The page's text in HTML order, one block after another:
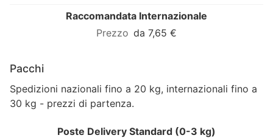
Raccomandata Internazionale
da 7,65 €
Pacchi
Spedizioni nazionali fino a 20 kg, internazionali fino a
30 kg - prezzi di partenza.
Poste Delivery Standard (0-3 kg)